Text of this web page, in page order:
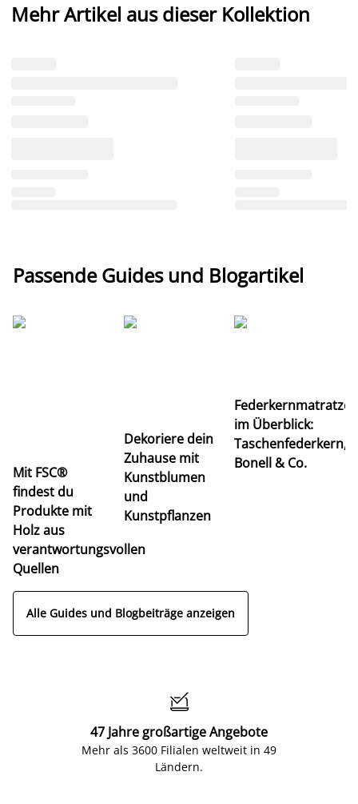
Mehr Artikel aus dieser Kollektion
Passende Guides und Blogartikel
Mit FSC®
findest du
Produkte mit
Holz aus
verantwortungsvollen
Quellen
Dekoriere dein
Zuhause mit
Kunstblumen
und
Kunstpflanzen
im Überblick:
Taschenfederkern,
Bonell & Co.
Alle Guides und Blogbeiträge anzeigen

47 Jahre großartige Angebote
Mehr als 3600 Filialen weltweit in 49
Ländern.